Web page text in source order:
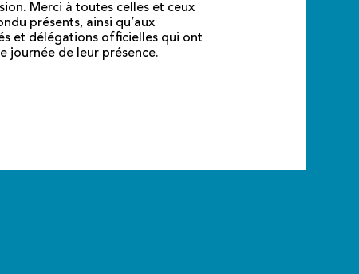
Merci à toutes celles et ceux
présents, ainsi qu’aux
et délégations officielles qui ont
journée de leur présence.